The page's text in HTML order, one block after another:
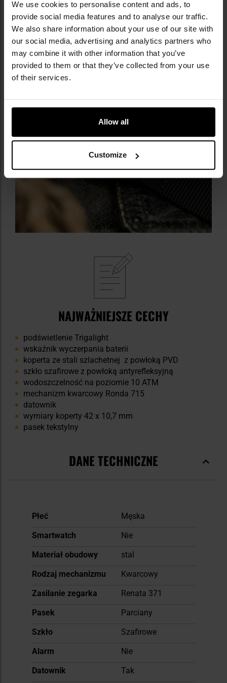
We use cookies to personalise content and ads, to
provide social media features and to analyse our traffic.
We also share information about your use of our site with
our social media, advertising and analytics partners who
may combine it with other information that you’ve
provided to them or that they’ve collected from your use
of their services.
Allow all
Customize
do koperty za pomocą sprężynek, co zapobiega
przypadkowemu poluzowaniu się na nadgarstku.
NAJWAŻNIEJSZE CECHY
podświetlenie Trigalight
wskaźnik wyczerpania baterii
koperta ze stali szlachetnej z powłoką PVD
szkło szafirowe z powłoką antyrefleksyjną
wodoszczelność na poziomie 10 ATM
mechanizm kwarcowy Ronda 715
datownik
wymiary koperty 42 x 10,7 mm
pasek tekstylny
DANE TECHNICZNE
Więcej
Płeć
Męska
Smartwatch
Nie
Materiał obudowy
stal
Rodzaj mechanizmu
Kwarcowy
Zasilanie zegarka
Renata 371
Pasek
Parciany
Szkło
Szafirowe
Alarm
Nie
Datownik
Tak